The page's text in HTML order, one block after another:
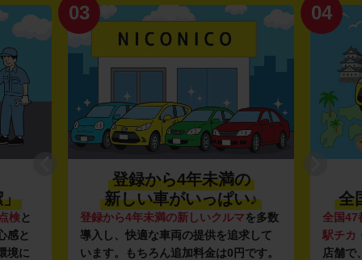
」
検と
感と
境に
03
登録から4年未満の
新しい車がいっぱい♪
登録から4年未満の新しいクルマを多数
導入し、快適な車両の提供を追求して
います。もちろん追加料金は0円です。
04
全
全国47
駅チカ
店舗で